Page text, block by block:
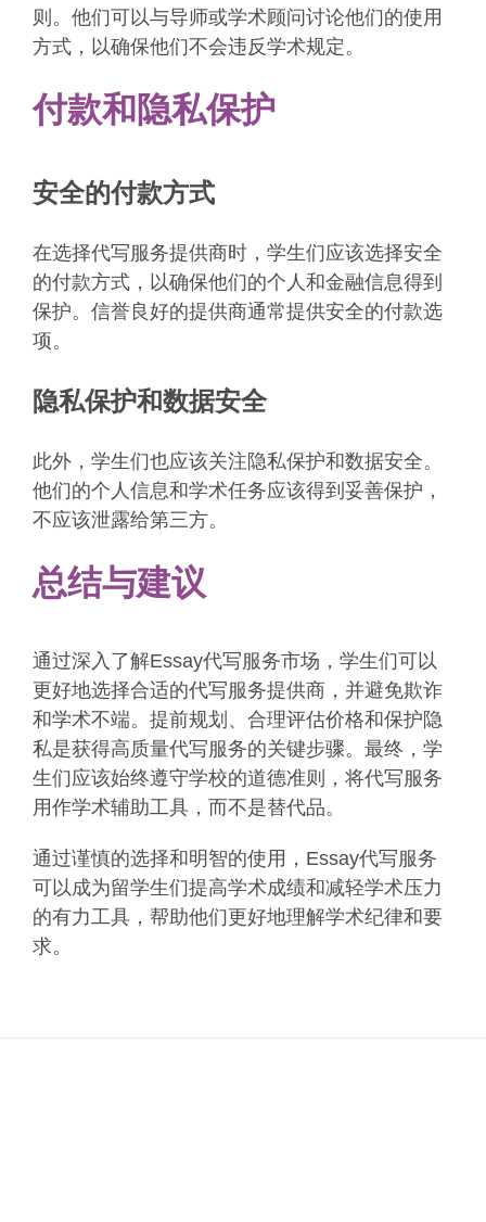
则。他们可以与导师或学术顾问讨论他们的使用
方式，以确保他们不会违反学术规定。
付款和隐私保护
安全的付款方式
在选择代写服务提供商时，学生们应该选择安全
的付款方式，以确保他们的个人和金融信息得到
保护。信誉良好的提供商通常提供安全的付款选
项。
隐私保护和数据安全
此外，学生们也应该关注隐私保护和数据安全。
他们的个人信息和学术任务应该得到妥善保护，
不应该泄露给第三方。
总结与建议
通过深入了解Essay代写服务市场，学生们可以
更好地选择合适的代写服务提供商，并避免欺诈
和学术不端。提前规划、合理评估价格和保护隐
私是获得高质量代写服务的关键步骤。最终，学
生们应该始终遵守学校的道德准则，将代写服务
用作学术辅助工具，而不是替代品。
通过谨慎的选择和明智的使用，Essay代写服务
可以成为留学生们提高学术成绩和减轻学术压力
的有力工具，帮助他们更好地理解学术纪律和要
求。